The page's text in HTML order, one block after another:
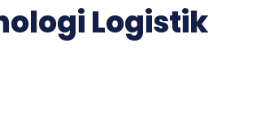
Logistik